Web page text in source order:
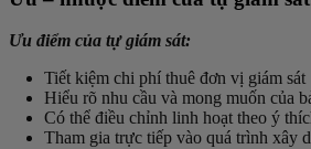
Ưu điểm của tự giám sát:
Tiết kiệm chi phí thuê đơn vị giám sát
Hiểu rõ nhu cầu và mong muốn của
Có thể điều chỉnh linh hoạt theo ý
Tham gia trực tiếp vào quá trình xây